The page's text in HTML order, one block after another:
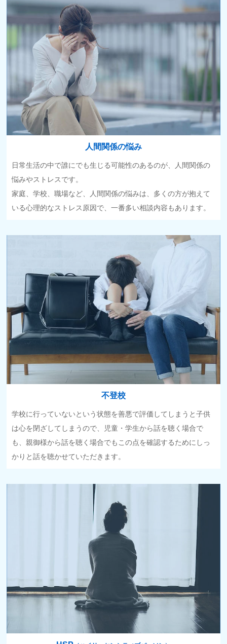
人間関係の悩み
日常生活の中で誰にでも生じる可能性のあるのが、人間関係の
悩みやストレスです。
家庭、学校、職場など、人間関係の悩みは、多くの方が抱えて
いる心理的なストレス原因で、一番多い相談内容もあります。
不登校
学校に行っていないという状態を善悪で評価してしまうと子供
は心を閉ざしてしまうので、児童・学生から話を聴く場合で
も、親御様から話を聴く場合でもこの点を確認するためにしっ
かりと話を聴かせていただきます。